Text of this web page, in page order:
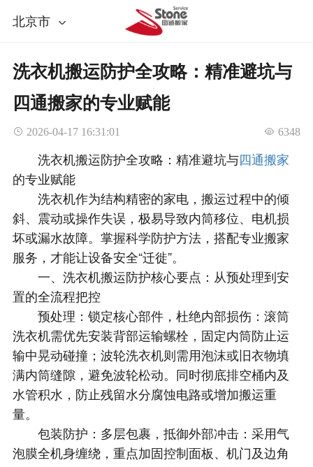
北京市
洗衣机搬运防护全攻略：精准避坑与
四通搬家的专业赋能
 2026-04-17 16:31:01  6348
洗衣机搬运防护全攻略：精准避坑与四通搬家
的专业赋能
洗衣机作为结构精密的家电，搬运过程中的倾
斜、震动或操作失误，极易导致内筒移位、电机损
坏或漏水故障。掌握科学防护方法，搭配专业搬家
服务，才能让设备安全“迁徙”。
一、洗衣机搬运防护核心要点：从预处理到安
置的全流程把控
预处理：锁定核心部件，杜绝内部损伤：滚筒
洗衣机需优先安装背部运输螺栓，固定内筒防止运
输中晃动碰撞；波轮洗衣机则需用泡沫或旧衣物填
满内筒缝隙，避免波轮松动。同时彻底排空桶内及
水管积水，防止残留水分腐蚀电路或增加搬运重
量。
包装防护：多层包裹，抵御外部冲击：采用气
泡膜全机身缠绕，重点加固控制面板、机门及边角